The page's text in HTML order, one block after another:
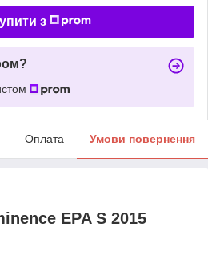
з
Оплата Умови повернення
EPA S 2015